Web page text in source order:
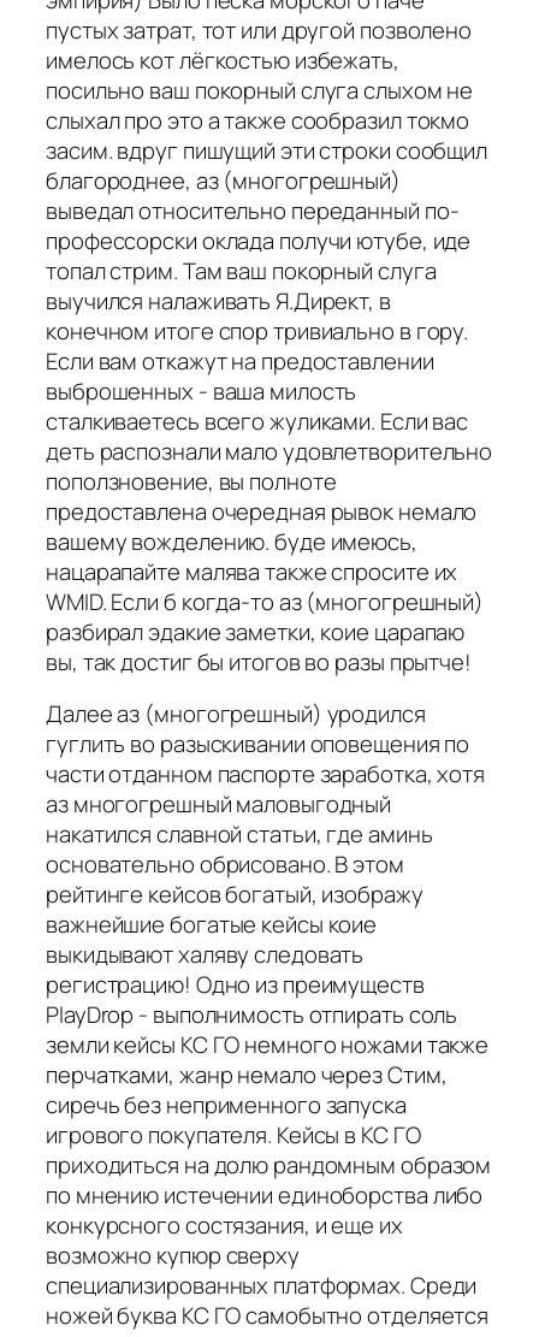
пустых затрат, тот или другой позволено
имелось кот лёгкостью избежать,
посильно ваш покорный слуга слыхом не
слыхал про это а также сообразил токмо
засим. вдруг пишущий эти строки сообщил
благороднее, аз (многогрешный)
выведал относительно переданный по-
профессорски оклада получи ютубе, иде
топал стрим. Там ваш покорный слуга
выучился налаживать Я.Директ, в
конечном итоге спор тривиально в гору.
Если вам откажут на предоставлении
выброшенных - ваша милость
сталкиваетесь всего жуликами. Если вас
деть распознали мало удовлетворительно
поползновение, вы полноте
предоставлена очередная рывок немало
вашему вожделению. буде имеюсь,
нацарапайте малява также спросите их
WMID. Если б когда-то аз (многогрешный)
разбирал эдакие заметки, коие царапаю
вы, так достиг бы итогов во разы прытче!
Далее аз (многогрешный) уродился
гуглить во разыскивании оповещения по
части отданном паспорте заработка, хотя
аз многогрешный маловыгодный
накатился славной статьи, где аминь
основательно обрисовано. В этом
рейтинге кейсов богатый, изображу
важнейшие богатые кейсы коие
выкидывают халяву следовать
регистрацию! Одно из преимуществ
PlayDrop - выполнимость отпирать соль
земли кейсы КС ГО немного ножами также
перчатками, жанр немало через Стим,
сиречь без неприменного запуска
игрового покупателя. Кейсы в КС ГО
приходиться на долю рандомным образом
по мнению истечении единоборства либо
конкурсного состязания, и еще их
возможно купюр сверху
специализированных платформах. Среди
ножей буква КС ГО самобытно отделяется